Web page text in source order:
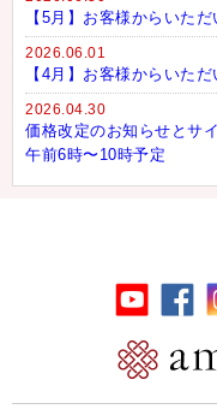
【5月】お客様からいた
2026.06.01
【4月】お客様からいた
2026.04.30
価格改定のお知らせとサ
午前6時〜10時予定